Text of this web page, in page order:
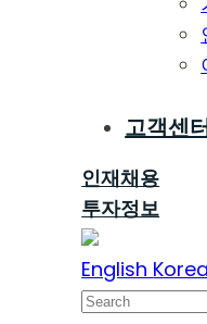
고객센
인재채용
투자정보
English
Search